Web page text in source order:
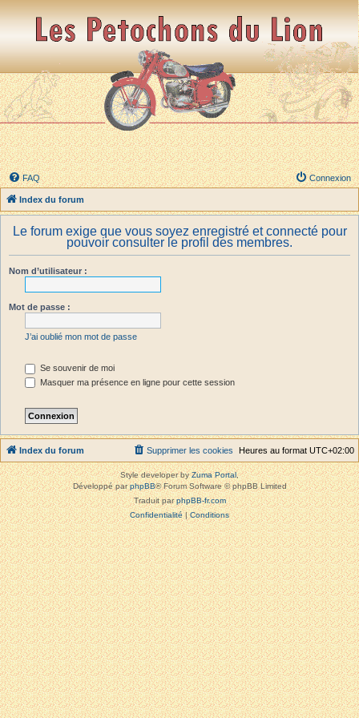
FAQ Connexion
Index du forum
Le forum exige que vous soyez enregistré et connecté pour
pouvoir consulter le profil des membres.
Nom d’utilisateur :
Mot de passe :
J’ai oublié mon mot de passe
Se souvenir de moi
Masquer ma présence en ligne pour cette session
Index du forum Heures au format UTC+02:00
Supprimer les cookies
Style developer byZuma Portal,
Développé parphpBB® Forum Software © phpBB Limited
Traduit parphpBB-fr.com
Confidentialité|Conditions